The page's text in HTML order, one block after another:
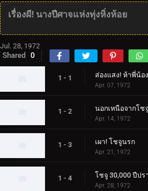
เรื่องผี! นางปีศาจแห่งทุ่งหิ่งห้อย
Jul. 28, 1972
Shared 0
1 - 1 ส่องแสง! ห้าพี่น้อ
Apr. 07, 1972
1 - 2 นอกเหนือจากโช
Apr. 14, 1972
1 - 3 เผา! โชจูนรก
Apr. 21, 1972
1 - 4 โชจู 30,000 ปีปร
Apr. 28, 1972